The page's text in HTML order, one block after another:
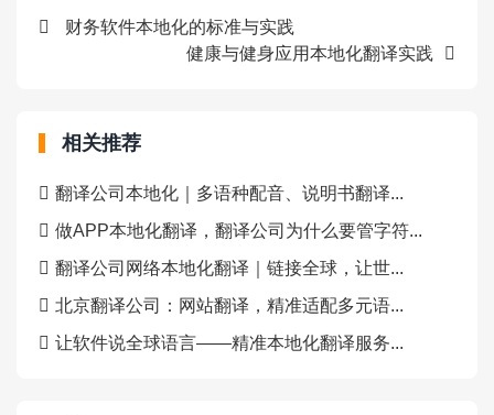
财务软件本地化的标准与实践
健康与健身应用本地化翻译实践
相关推荐
翻译公司本地化｜多语种配音、说明书翻译...
做APP本地化翻译，翻译公司为什么要管字符...
翻译公司网络本地化翻译｜链接全球，让世...
北京翻译公司：网站翻译，精准适配多元语...
让软件说全球语言——精准本地化翻译服务...